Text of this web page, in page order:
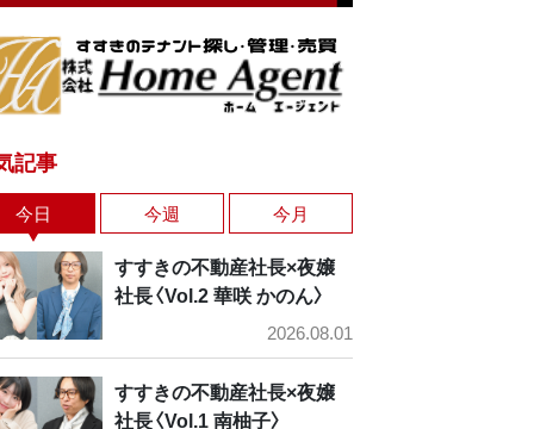
記事
今日 今週 今月
すすきの不動産社長×夜嬢
社長〈Vol.2 華咲 かのん〉
2026.08.01
すすきの不動産社長×夜嬢
社長〈Vol.1 南柚子〉